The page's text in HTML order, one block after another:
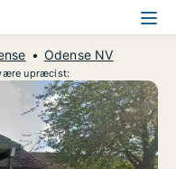
Odense NV
upræcist: